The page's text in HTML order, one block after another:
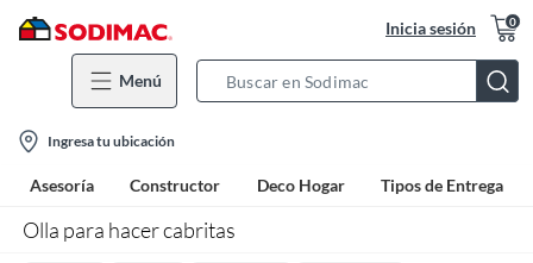
Inicia sesión 0
Menú
Bar
location-
icon
Ingresa tu ubicación
Asesoría Constructor Deco Hogar Tipos de Entrega
Olla para hacer cabritas